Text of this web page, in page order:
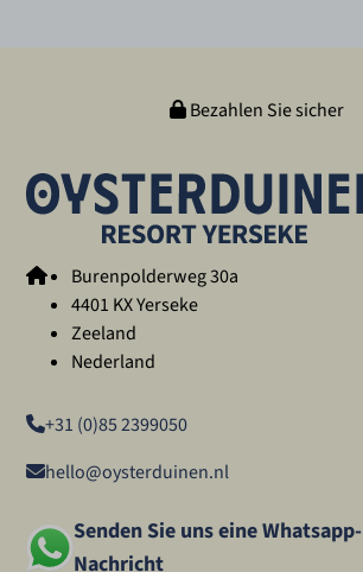
Bezahlen Sie sicher
Burenpolderweg 30a
4401 KX Yerseke
Zeeland
Nederland
+31 (0)85 2399050
hello@oysterduinen.nl
Senden Sie uns eine Whatsapp-
Nachricht